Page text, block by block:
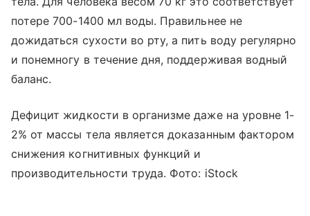
потере 700-1400 мл воды. Правильнее не
дожидаться сухости во рту, а пить воду регулярно
и понемногу в течение дня, поддерживая водный
баланс.
Дефицит жидкости в организме даже на уровне 1-
2% от массы тела является доказанным фактором
снижения когнитивных функций и
производительности труда. Фото: iStock